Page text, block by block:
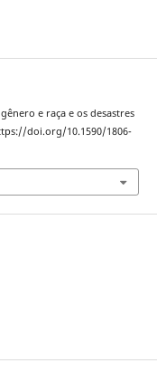
e raça e os desastres
doi.org/10.1590/1806-